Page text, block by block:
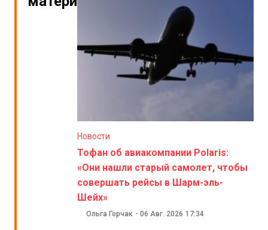
Новости
Тофан об авиакомпании Polaris:
«Они нашли старый самолет, чтобы
совершать рейсы в Шарм-эль-
Шейх»
Ольга Горчак - 06 Авг. 2026 17:34